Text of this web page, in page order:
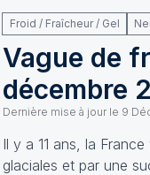
Froid / Fraîcheur / Gel
Vague de
décembre
Dernière mise à jour le 9
Il y a 11 ans, la
glaciales et par une